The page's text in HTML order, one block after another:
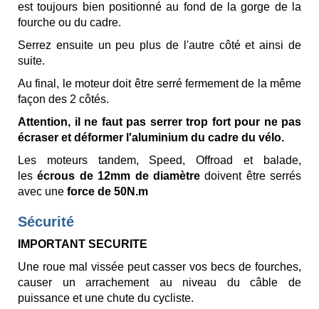
est toujours bien positionné au fond de la gorge de la
fourche ou du cadre.
Serrez ensuite un peu plus de l'autre côté et ainsi de
suite.
Au final, le moteur doit être serré fermement de la même
façon des 2 côtés.
Attention, il ne faut pas serrer trop fort pour ne pas
écraser et déformer l'aluminium du cadre du vélo.
Les moteurs tandem, Speed, Offroad et balade,
les écrous de 12mm de diamètre doivent être serrés
avec une force de 50N.m
Sécurité
IMPORTANT SECURITE
Une roue mal vissée peut casser vos becs de fourches,
causer un arrachement au niveau du câble de
puissance et une chute du cycliste.